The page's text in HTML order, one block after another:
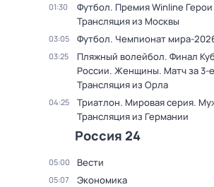
01:30
Футбол. Премия Winline
Трансляция из Москвы
03:05 Футбол. Чемпионат мира-
03:25
Пляжный волейбол. Финал
России. Женщины. Матч за 3-
Трансляция из Орла
04:25
Триатлон. Мировая серия.
Трансляция из Германии
Россия 24
05:00 Вести
05:07 Экономика